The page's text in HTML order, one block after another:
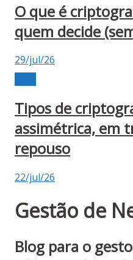
O que é
quem decide
29/jul/26
Tipos de
assimétrica, em
repouso
22/jul/26
Gestão de
Blog para o